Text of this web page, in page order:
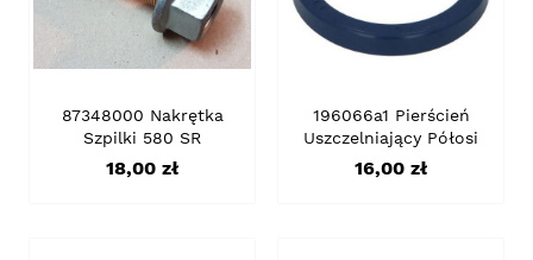
87348000 Nakrętka
Szpilki 580 SR
Cena
18,00 zł
196066a1 Pierścień
Uszczelniający Półosi
Cena
16,00 zł